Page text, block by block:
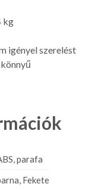
kg
igényel szerelést
parafa
Fekete